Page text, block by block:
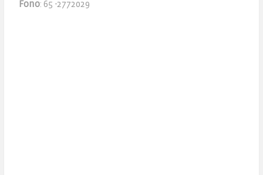
Fono: 65 -2772029